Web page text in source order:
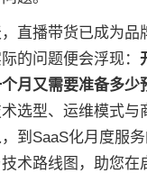
直播带货已成为
的问题便会浮现：
月又需要准备多少
选型、运维模式
到SaaS化月度服
术路线图，助您